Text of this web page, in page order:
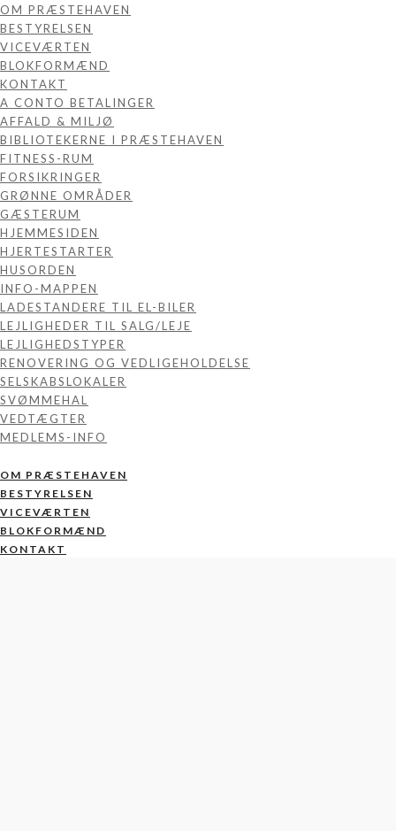
OM PRÆSTEHAVEN
BESTYRELSEN
VICEVÆRTEN
BLOKFORMÆND
KONTAKT
A CONTO BETALINGER
AFFALD & MILJØ
BIBLIOTEKERNE I PRÆSTEHAVEN
FITNESS-RUM
FORSIKRINGER
GRØNNE OMRÅDER
GÆSTERUM
HJEMMESIDEN
HJERTESTARTER
HUSORDEN
INFO-MAPPEN
LADESTANDERE TIL EL-BILER
LEJLIGHEDER TIL SALG/LEJE
LEJLIGHEDSTYPER
RENOVERING OG VEDLIGEHOLDELSE
SELSKABSLOKALER
SVØMMEHAL
VEDTÆGTER
MEDLEMS-INFO
OM PRÆSTEHAVEN
BESTYRELSEN
VICEVÆRTEN
BLOKFORMÆND
KONTAKT